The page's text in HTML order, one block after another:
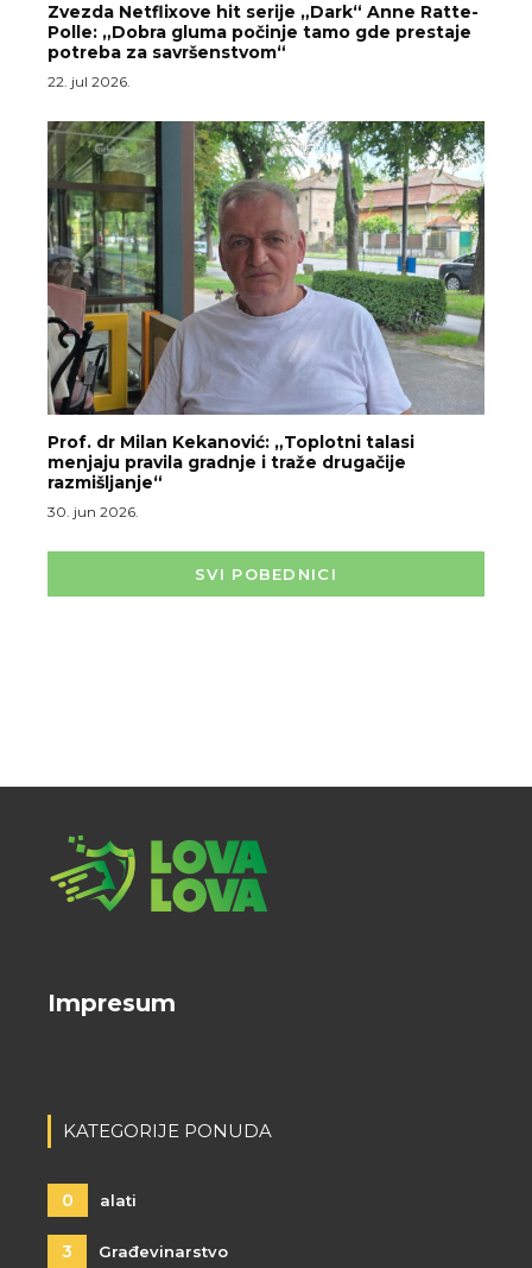
Zvezda Netflixove hit serije „Dark“ Anne Ratte-
Polle: „Dobra gluma počinje tamo gde prestaje
potreba za savršenstvom“
22. jul 2026.
Prof. dr Milan Kekanović: „Toplotni talasi
menjaju pravila gradnje i traže drugačije
razmišljanje“
30. jun 2026.
SVI POBEDNICI
Impresum
KATEGORIJE PONUDA
0 alati
3 Građevinarstvo